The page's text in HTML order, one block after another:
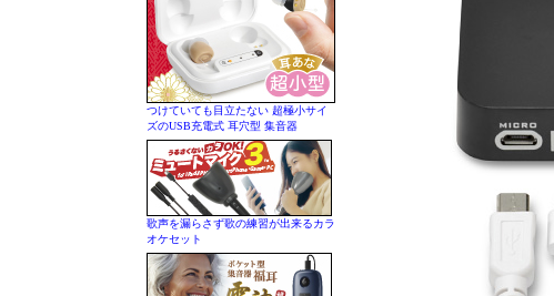
つけていても目立たない 超極小サイ
ズのUSB充電式 耳穴型 集音器
歌声を漏らさず歌の練習が出来るカラ
オケセット